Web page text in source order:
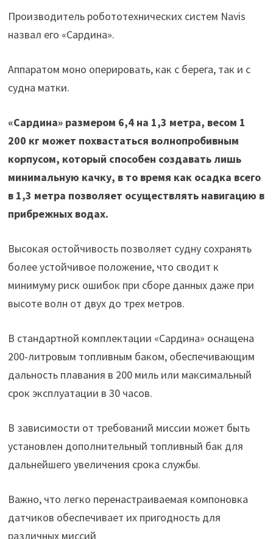
Производитель робототехнических систем Navis
назвал его «Сардина».
Аппаратом моно оперировать, как с берега, так и с
судна матки.
«Сардина» размером 6,4 на 1,3 метра, весом 1
200 кг может похвастаться волнопробивным
корпусом, который способен создавать лишь
минимальную качку, в то время как осадка всего
в 1,3 метра позволяет осуществлять навигацию в
прибрежных водах.
Высокая остойчивость позволяет судну сохранять
более устойчивое положение, что сводит к
минимуму риск ошибок при сборе данных даже при
высоте волн от двух до трех метров.
В стандартной комплектации «Сардина» оснащена
200-литровым топливным баком, обеспечивающим
дальность плавания в 200 миль или максимальный
срок эксплуатации в 30 часов.
В зависимости от требований миссии может быть
установлен дополнительный топливный бак для
дальнейшего увеличения срока службы.
Важно, что легко перенастраиваемая компоновка
датчиков обеспечивает их пригодность для
различных миссий